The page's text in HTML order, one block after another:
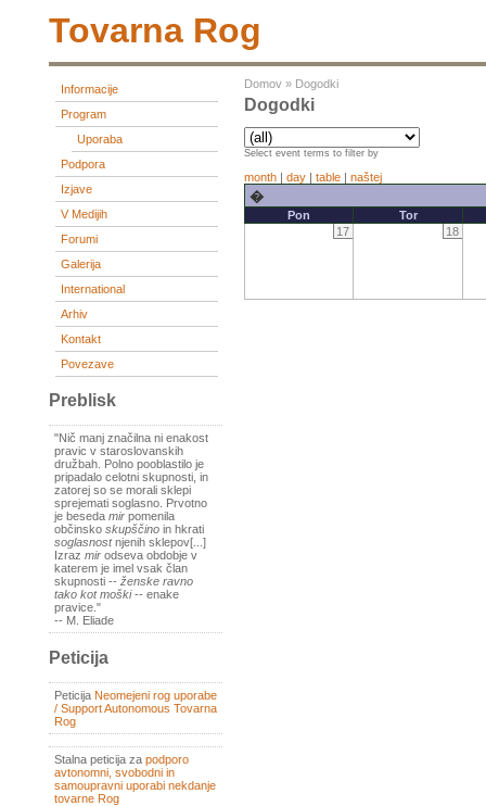
Tovarna Rog
Informacije
Program
Uporaba
Podpora
Izjave
V Medijih
Forumi
Galerija
International
Arhiv
Kontakt
Povezave
Preblisk
"Nič manj značilna ni enakost
pravic v staroslovanskih
družbah. Polno pooblastilo je
pripadalo celotni skupnosti, in
zatorej so se morali sklepi
sprejemati soglasno. Prvotno
je beseda mir pomenila
občinsko skupščino in hkrati
soglasnostnjenih sklepov[...]
Izraz mir odseva obdobje v
katerem je imel vsak član
skupnosti -- ženske ravno
tako kot moški-- enake
pravice."
-- M. Eliade
Peticija
Peticija Neomejeni rog uporabe
/ Support Autonomous Tovarna
Rog
Stalna peticija za podporo
avtonomni, svobodni in
samoupravni uporabi nekdanje
tovarne Rog
Domov » Dogodki
Dogodki
Select event terms to filter by
month | day | table | naštej
�
Pon
Tor
17
18